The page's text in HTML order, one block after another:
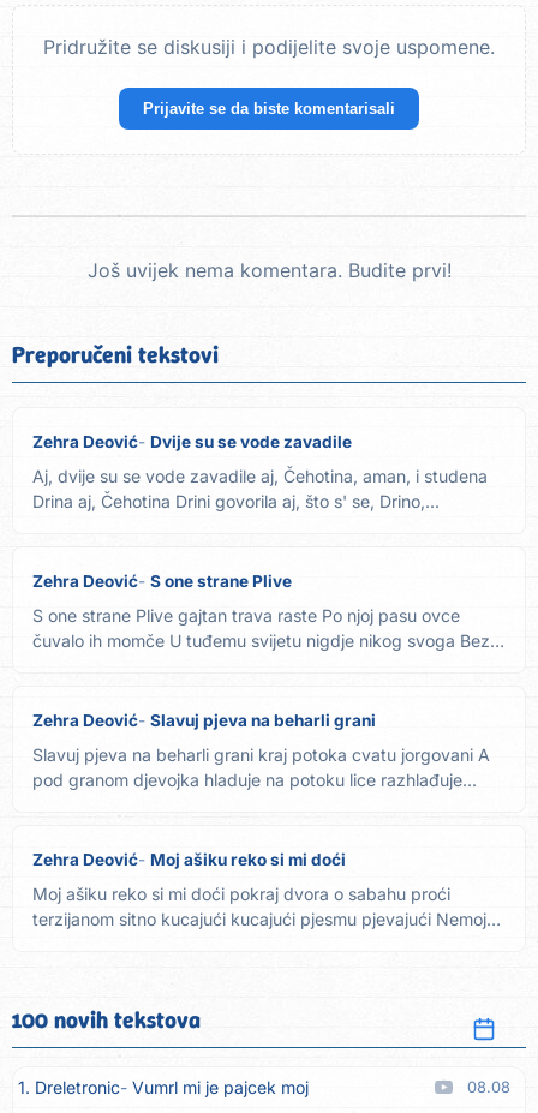
Pridružite se diskusiji i podijelite svoje uspomene.
Prijavite se da biste komentarisali
Još uvijek nema komentara. Budite prvi!
Preporučeni tekstovi
Zehra Deović Dvije su se vode zavadile
Aj, dvije su se vode zavadile aj, Čehotina, aman, i studena
Drina aj, Čehotina Drini govorila aj, što s' se, Drino,...
Zehra Deović S one strane Plive
S one strane Plive gajtan trava raste Po njoj pasu ovce
čuvalo ih momče U tuđemu svijetu nigdje nikog svoga Bez
Zehra Deović Slavuj pjeva na beharli grani
Slavuj pjeva na beharli grani kraj potoka cvatu jorgovani A
pod granom djevojka hladuje na potoku lice razhlađuje...
Zehra Deović Moj ašiku reko si mi doći
Moj ašiku reko si mi doći pokraj dvora o sabahu proći
terzijanom sitno kucajući kucajući pjesmu pjevajući Nemoj
100 novih tekstova
1. Dreletronic Vumrl mi je pajcek moj 08.08